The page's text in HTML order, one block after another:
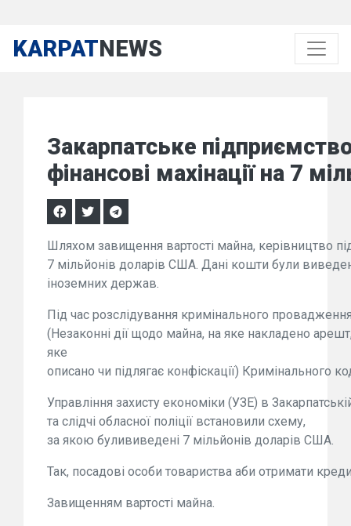
KARPATNEWS
Закарпатське
фінансові махінації на 7
Шляхом завищення вартості майна, керівництво
7 мільйонів доларів США. Дані кошти були
іноземних держав.
Під час розслідування кримінального
(Незаконні дії щодо майна, на яке накладено
яке
описано чи підлягає конфіскації) Кримінального
Управління захисту економіки (УЗЕ) в
та слідчі обласної поліції встановили схему,
за якою булививедені 7 мільйонів доларів США.
Так, посадові особи товариства аби отримати
Завищенням вартості майна.